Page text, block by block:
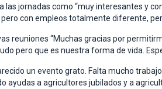
las jornadas como “muy interesantes y
con empleos totalmente diferente,
reuniones “Muchas gracias por
pero que es nuestra forma de vida.
un evento grato. Falta mucho
ayudas a agricultores jubilados y a